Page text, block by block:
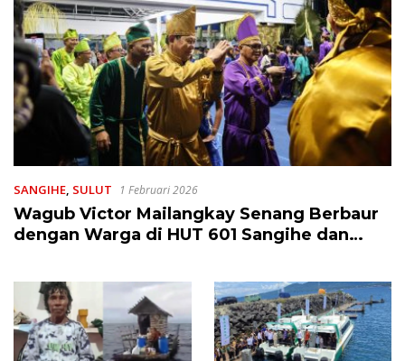
SANGIHE, SULUT 1 Februari 2026
Wagub Victor Mailangkay Senang Berbaur
dengan Warga di HUT 601 Sangihe dan